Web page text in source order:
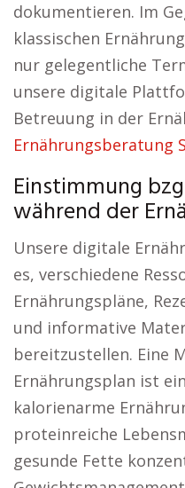
dokumentieren. Im
klassischen
nur gelegentliche
unsere digitale
Betreuung in der
Ernährungsberatung
Einstimmung
während der
Unsere digitale
es, verschiedene
Ernährungspläne,
und informative
bereitzustellen. Eine
Ernährungsplan ist
kalorienarme
proteinreiche
gesunde Fette